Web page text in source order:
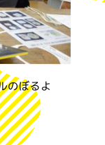
のぼるよ